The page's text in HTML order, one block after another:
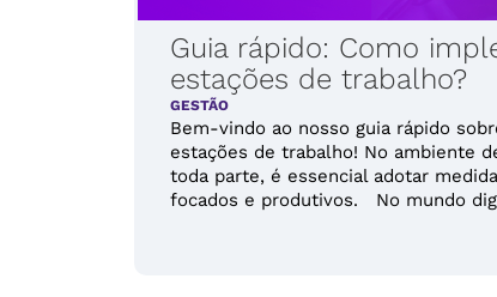
Guia rápido: Como
estações de trabalho?
GESTÃO
Bem-vindo ao nosso guia rápido
estações de trabalho! No ambiente
toda parte, é essencial adotar
focados e produtivos. No mundo